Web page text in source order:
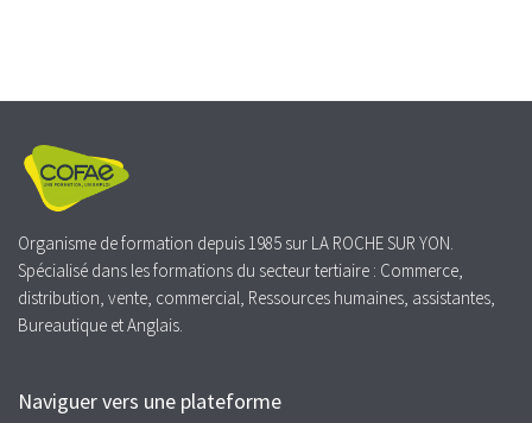
Organisme de formation depuis 1985 sur LA ROCHE SUR YON.
Spécialisé dans les formations du secteur tertiaire : Commerce,
distribution, vente, commercial, Ressources humaines, assistantes,
Bureautique et Anglais.
Naviguer vers une plateforme